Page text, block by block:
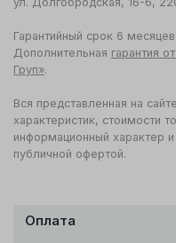
Гарантийный срок 6
Дополнительная гарантия
Груп».
Вся представленная на
характеристик, стоимости
информационный характер
публичной офертой.
Оплата